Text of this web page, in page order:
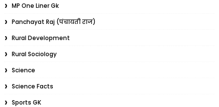
MP One Liner Gk
Panchayat Raj (पंचायती राज)
Rural Development
Rural Sociology
Science
Science Facts
Sports GK